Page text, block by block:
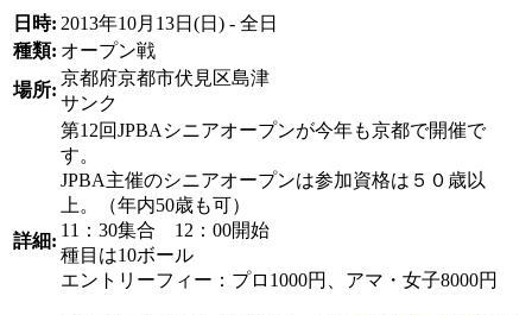
日時: 2013年10月13日(日) - 全日
種類: オープン戦
場所:
京都府京都市伏見区島津
サンク
詳細:
第12回JPBAシニアオープンが今年も京都で開催で
す。
JPBA主催のシニアオープンは参加資格は５０歳以
上。（年内50歳も可）
11：30集合 12：00開始
種目は10ボール
エントリーフィー：プロ1000円、アマ・女子8000円